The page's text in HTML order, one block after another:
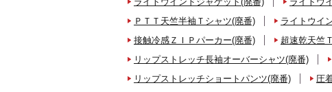
ＰＴＴ天竺半袖Ｔシャツ(廃番)
ライトウイ
接触冷感ＺＩＰパーカー(廃番)
超速乾天竺
リップストレッチ長袖オーバーシャツ(廃番)
リップストレッチショートパンツ(廃番)
圧